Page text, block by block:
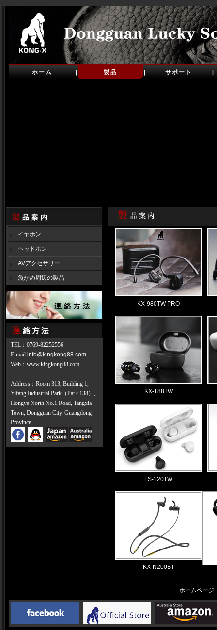
ホーム 製品 サポート
イヤホン
ヘッドホン
AVアクセサリー
魚かめ周辺の製品
TEL： 0769-82252556
E-mail:info@kingkong88.com
Web： www.kingkong88.com
Address：Room 313, Building 1,
Yifang Industrial Park（Park 138）,
Hongye North No.1 Road, Tangxia
Town, Dongguan City, Guangdong
Province
KX-980TW PRO
KX-188TW
LS-120TW
KX-N200BT
ホームペー